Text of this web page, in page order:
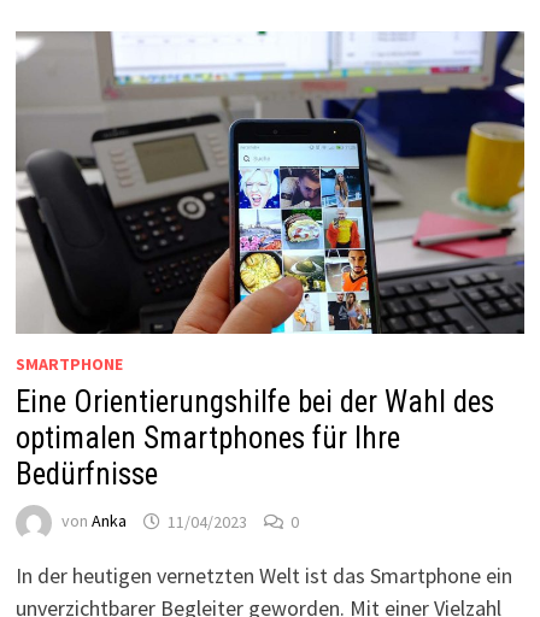
SMARTPHONE
Eine Orientierungshilfe bei der Wahl des
optimalen Smartphones für Ihre
Bedürfnisse
von Anka 11/04/2023 0
In der heutigen vernetzten Welt ist das Smartphone ein
unverzichtbarer Begleiter geworden. Mit einer Vielzahl